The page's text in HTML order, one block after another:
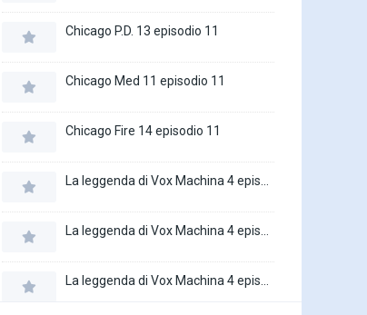
Chicago P.D. 13 episodio 11
Chicago Med 11 episodio 11
Chicago Fire 14 episodio 11